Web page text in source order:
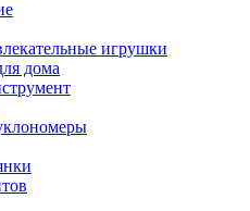
игрушки
дома